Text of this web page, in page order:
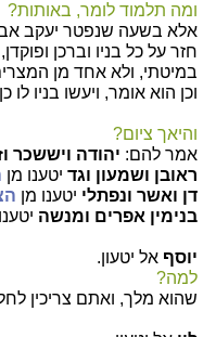
ומה תלמוד לומר, באותות?
אלא בשעה שנפטר יעקב
חזר על כל בניו וברכן
במיטתי, ולא אחד מן
וכן הוא אומר, ויעשו בניו
והיאך ציום?
אמר להם: יהודה ויששכר
ראובן ושמעון וגד יטענו מן
דן ואשר ונפתלי יטענו מן
בנימין אפרים ומנשה
יוסף אל יטעון.
למה?
שהוא מלך, ואתם צריכין